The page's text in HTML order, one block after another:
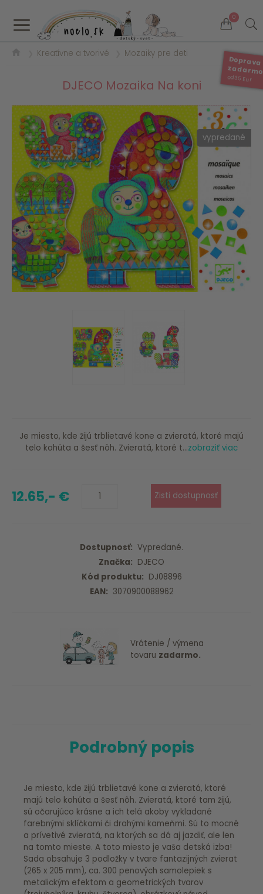
a 0
Doprava
od 35 Eur
Kreatívne a tvorivé Mozaiky pre deti
DJECO Mozaika Na koni
vypredané
Je miesto, kde žijú trblietavé kone a zvieratá, ktoré majú
telo kohúta a šesť nôh. Zvieratá, ktoré t...zobraziť viac
12.65,- €
Dostupnosť: Vypredané.
Značka: DJECO
Kód produktu: DJ08896
EAN: 3070900088962
Vrátenie / výmena
tovaru zadarmo.
Podrobný popis
Je miesto, kde žijú trblietavé kone a zvieratá, ktoré
majú telo kohúta a šesť nôh. Zvieratá, ktoré tam žijú,
sú očarujúco krásne a ich telá akoby vykladané
farebnými sklíčkami či drahými kameňmi. Sú to mocné
a prívetivé zvieratá, na ktorých sa dá aj jazdiť, ale len
na tomto mieste. A toto miesto je vaša detská izba!
Sada obsahuje 3 podložky v tvare fantazijných zvierat
(265 x 205 mm), ca. 300 penových samolepiek s
metalickým efektom a geometrických tvarov